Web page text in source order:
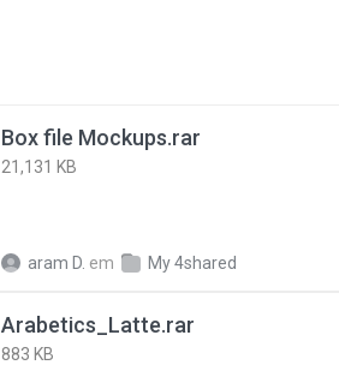
Box file Mockups.rar
21,131 KB
aram D. em My 4shared
Arabetics_Latte.rar
883 KB